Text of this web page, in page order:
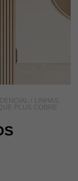
/
LINHAS
PLUS COBRE